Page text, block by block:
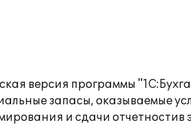
версия программы
запасы, оказываемые
и сдачи отчетностив